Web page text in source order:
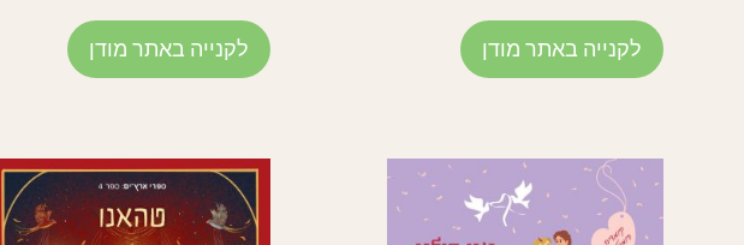
לקנייה באתר מודן לקנייה באתר מודן